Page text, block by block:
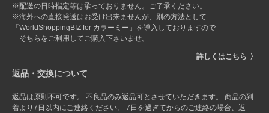
※配送の日時指定等は承っておりません。ご了承ください。
※海外への直接発送はお受け出来ませんが、別の方法として
「WorldShoppingBIZ for カラーミー」を導入しておりますので
そちらをご利用してご購入下さいませ。
詳しくはこちら
返品・交換について
返品は原則不可です。 不良品のみ返品可とさせていただきます。 商品の到
着より7日以内にご連絡ください。 7日を過ぎてからのご連絡の場合、返